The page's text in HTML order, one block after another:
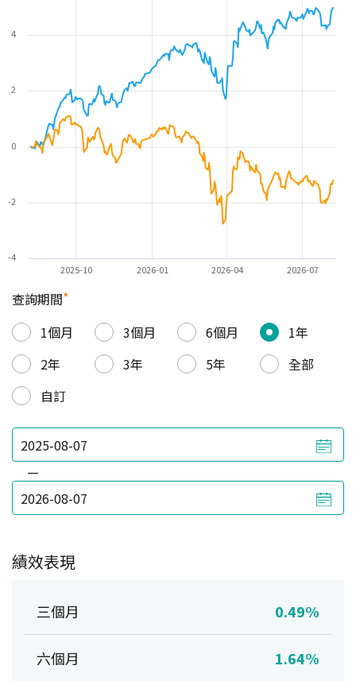
2025-10 2026-01 2026-04 2026-07
-4
-2
0
2
4
查詢期間*
1個月
3個月 6個月
1年
2年
3年 5年
全部
自訂
—
績效表現
三個月 0.49%
六個月 1.64%